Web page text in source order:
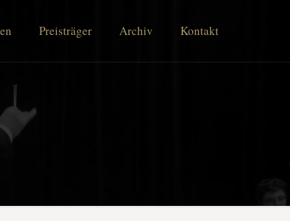
Preisträger Archiv Kontakt